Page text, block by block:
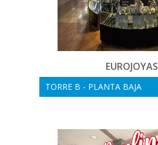
EUROJOYAS
TORRE B - PLANTA BAJA